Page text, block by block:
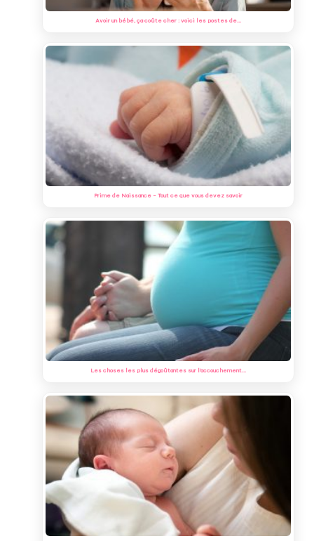
Avoir un bébé, ça coûte cher : voici les postes de…
Prime de Naissance - Tout ce que vous devez savoir
Les choses les plus dégoûtantes sur l'accouchement…